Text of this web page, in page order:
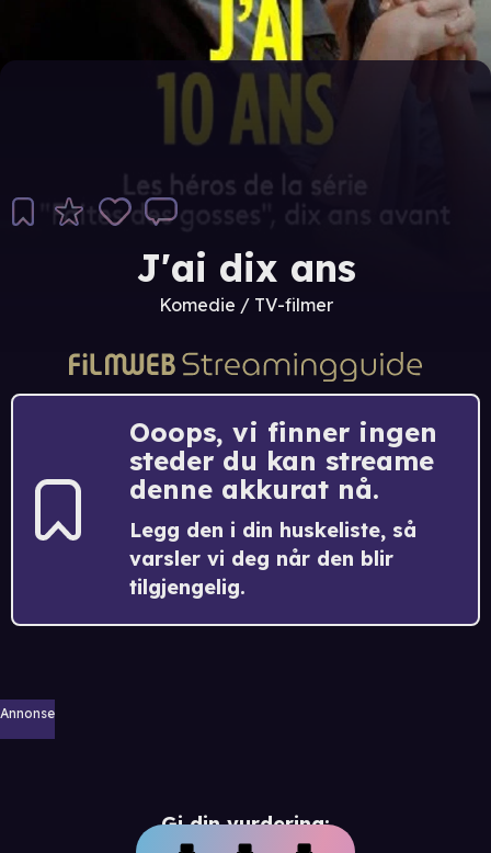
J'ai dix ans
Komedie / TV-filmer
Ooops, vi finner ingen
steder du kan streame
denne akkurat nå.
Legg den i din huskeliste, så
varsler vi deg når den blir
tilgjengelig.
Annonse
Gi din vurdering: